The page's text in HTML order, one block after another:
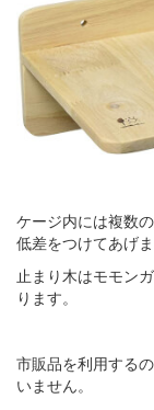
ケージ内には複数
低差をつけてあげま
止まり木はモモン
ります。
市販品を利用する
いません。